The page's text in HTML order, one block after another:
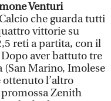
Venturi
che guarda tutti
vittorie su
reti a partita, con il
aver battuto tre
Marino, Imolese
l’altro
Zenith